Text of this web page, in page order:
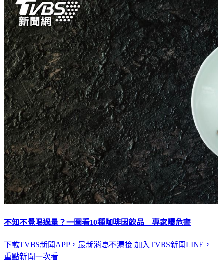
不知不覺喝過量？一圖看10種咖啡因飲品 專家曝危害
下載TVBS新聞APP，最新消息不漏接 加入TVBS新聞LINE，
重點新聞一次看